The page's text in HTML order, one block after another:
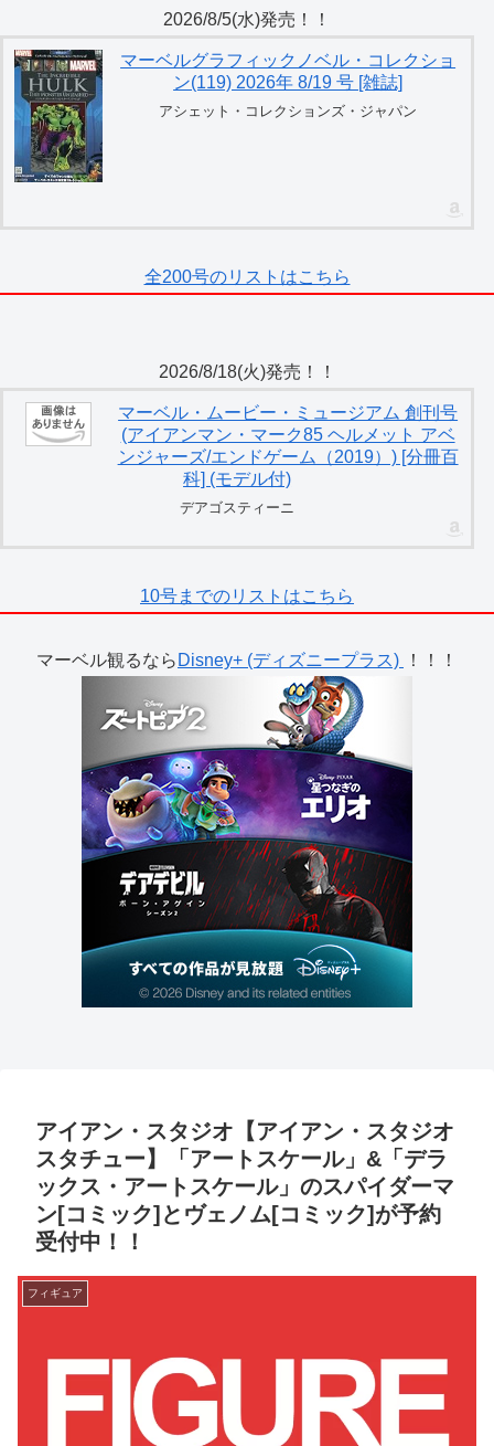
2026/8/5(水)発売！！
マーベルグラフィックノベル・コレクショ
ン(119) 2026年 8/19 号 [雑誌]
アシェット・コレクションズ・ジャパン
全200号のリストはこちら
2026/8/18(火)発売！！
マーベル・ムービー・ミュージアム 創刊号
(アイアンマン・マーク85 ヘルメット アベ
ンジャーズ/エンドゲーム（2019）) [分冊百
科] (モデル付)
デアゴスティーニ
10号までのリストはこちら
マーベル観るなら Disney+ (ディズニープラス) ！！！
アイアン・スタジオ【アイアン・スタジオ
スタチュー】「アートスケール」&「デラ
ックス・アートスケール」のスパイダーマ
ン[コミック]とヴェノム[コミック]が予約
受付中！！
フィギュア